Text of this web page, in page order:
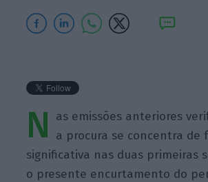
N
as emissões anteriores
a procura se concentra de
significativa nas duas primeiras
o presente encurtamento do